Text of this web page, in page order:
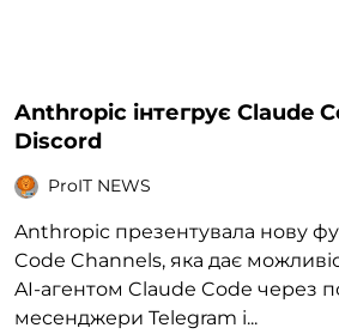
Anthropic інтегрує Claude
Discord
ProIT NEWS
Anthropic презентувала нову
Code Channels, яка дає
AI-агентом Claude Code через
месенджери Telegram і...